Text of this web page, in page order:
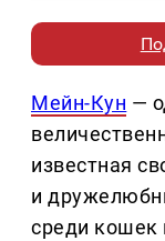
Мейн-Кун —
известная
и
среди